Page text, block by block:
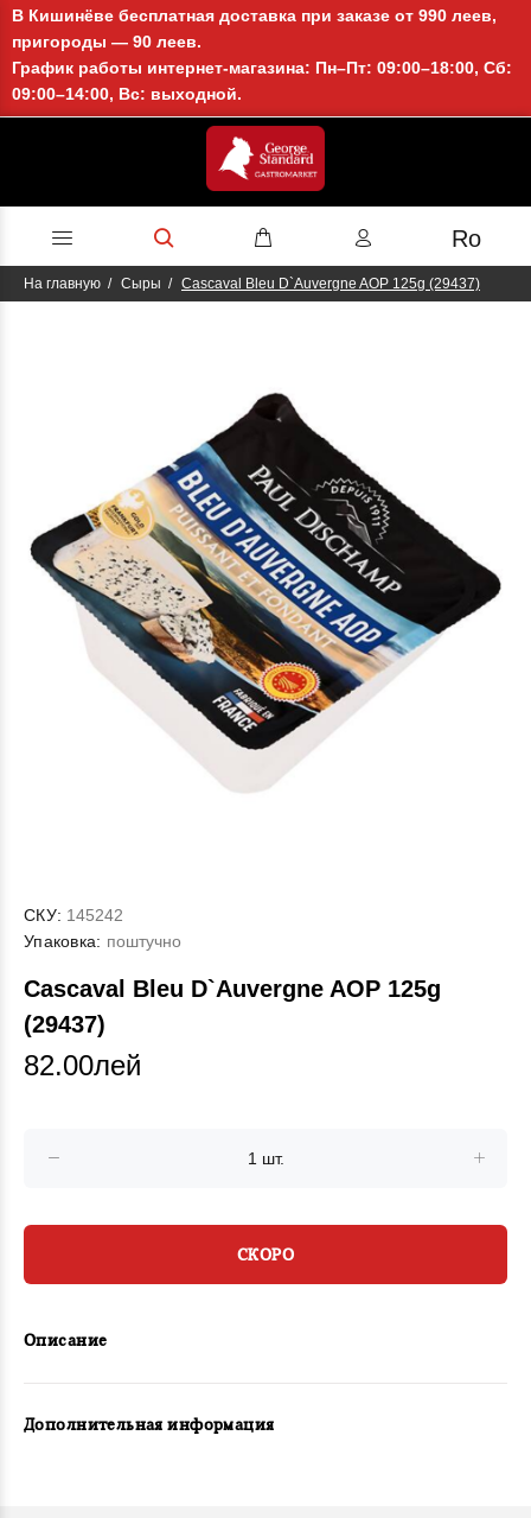
В Кишинёве бесплатная доставка при заказе от 990 леев,
пригороды — 90 леев.
График работы интернет-магазина: Пн–Пт: 09:00–18:00, Сб:
09:00–14:00, Вс: выходной.
Ro
На главную Сыры Cascaval Bleu D`Auvergne AOP 125g (29437)
СКУ: 145242
Упаковка: поштучно
Cascaval Bleu D`Auvergne AOP 125g
(29437)
82.00лей
СКОРО
Описание
Дополнительная информация